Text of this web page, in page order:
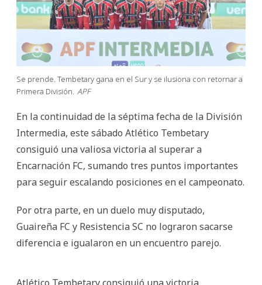
Se prende. Tembetary gana en el Sur y se ilusiona con retornar a
Primera División. APF
En la continuidad de la séptima fecha de la División
Intermedia, este sábado Atlético Tembetary
consiguió una valiosa victoria al superar a
Encarnación FC, sumando tres puntos importantes
para seguir escalando posiciones en el campeonato.
Por otra parte, en un duelo muy disputado,
Guaireña FC y Resistencia SC no lograron sacarse
diferencia e igualaron en un encuentro parejo.